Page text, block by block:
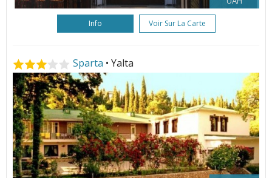
Info Voir Sur La Carte
Sparta • Yalta